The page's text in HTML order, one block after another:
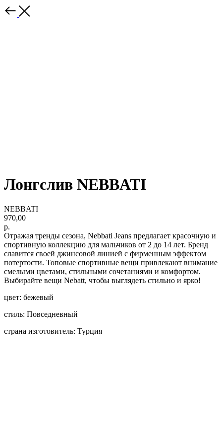
Лонгслив NEBBATI
NEBBATI
970,00
р.
Отражая тренды сезона, Nebbati Jeans предлагает красочную и
спортивную коллекцию для мальчиков от 2 до 14 лет. Бренд
славится своей джинсовой линией с фирменным эффектом
потертости. Топовые спортивные вещи привлекают внимание
смелыми цветами, стильными сочетаниями и комфортом.
Выбирайте вещи Nebatt, чтобы выглядеть стильно и ярко!
цвет: бежевый
стиль: Повседневный
страна изготовитель: Турция